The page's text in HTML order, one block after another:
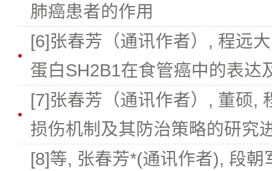
肺癌患者的作用
[6]张春芳（通讯作者）, 程远
蛋白SH2B1在食管癌中的表达
[7]张春芳（通讯作者）, 董硕,
损伤机制及其防治策略的研究
[8]等, 张春芳*(通讯作者), 段